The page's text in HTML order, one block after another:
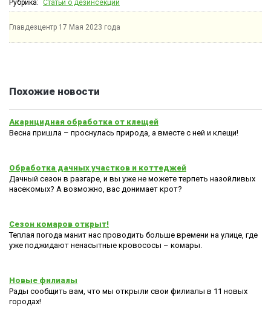
Рубрика: Статьи о дезинсекции
Главдезцентр 17 Мая 2023 года
Похожие новости
Акарицидная обработка от клещей
Весна пришла – проснулась природа, а вместе с ней и клещи!
Обработка дачных участков и коттеджей
Дачный сезон в разгаре, и вы уже не можете терпеть назойливых
насекомых? А возможно, вас донимает крот?
Сезон комаров открыт!
Теплая погода манит нас проводить больше времени на улице, где
уже поджидают ненасытные кровососы – комары.
Новые филиалы
Рады сообщить вам, что мы открыли свои филиалы в 11 новых
городах!